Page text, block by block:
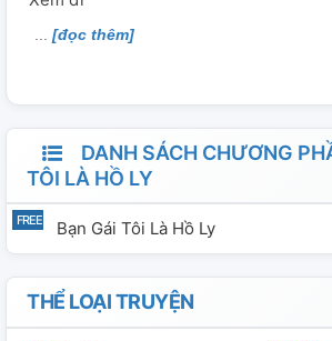
[đọc thêm]
DANH SÁCH CHƯƠNG
TÔI LÀ HỒ LY
Bạn Gái Tôi Là Hồ Ly
THỂ LOẠI TRUYỆN